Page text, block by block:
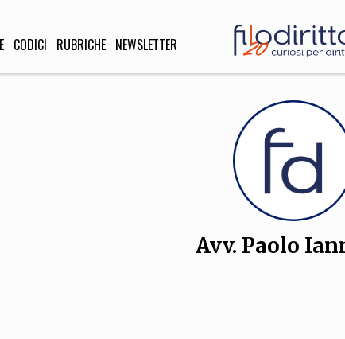
CODICI RUBRICHE NEWSLETTER
DIRITTO
INNOVAZIONE
Avv. Paolo